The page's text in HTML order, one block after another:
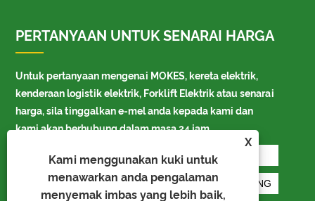
X
Kami menggunakan kuki untuk
menawarkan anda pengalaman
menyemak imbas yang lebih baik,
PERTANYAAN UNTUK SENARAI HARGA
Untuk pertanyaan mengenai MOKES, kereta elektrik,
kenderaan logistik elektrik, Forklift Elektrik atau senarai
harga, sila tinggalkan e-mel anda kepada kami dan
kami akan berhubung dalam masa 24 jam.